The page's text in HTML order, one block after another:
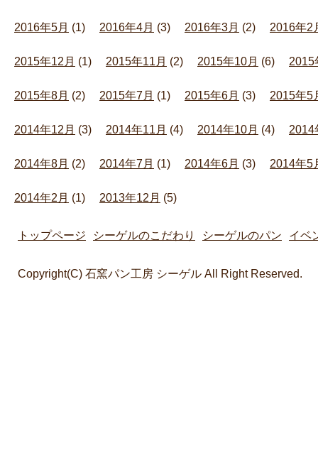
2016年5月 (1) 2016年4月 (3) 2016年3月 (2) 2016年2
2015年12月 (1) 2015年11月 (2) 2015年10月 (6) 2015
2015年8月 (2) 2015年7月 (1) 2015年6月 (3) 2015年5
2014年12月 (3) 2014年11月 (4) 2014年10月 (4) 2014
2014年8月 (2) 2014年7月 (1) 2014年6月 (3) 2014年5
2014年2月 (1) 2013年12月 (5)
トップページ シーゲルのこだわり シーゲルのパン イベ
Copyright(C) 石窯パン工房 シーゲル All Right Reserved.